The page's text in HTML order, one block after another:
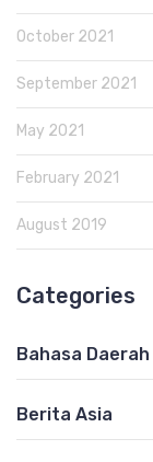
October 2021
September 2021
May 2021
February 2021
August 2019
Categories
Bahasa Daerah
Berita Asia